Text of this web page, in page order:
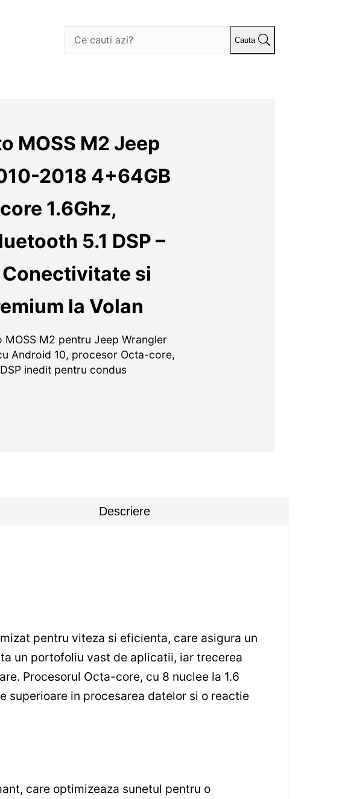
Cauta
MOSS M2 Jeep
2018 4+64GB
1.6Ghz,
5.1 DSP –
si
la Volan
M2 pentru Jeep Wrangler
Android 10, procesor Octa-core,
inedit pentru condus
Descriere
pentru viteza si eficienta, care asigura un
un portofoliu vast de aplicatii, iar trecerea
Procesorul Octa-core, cu 8 nuclee la 1.6
superioare in procesarea datelor si o reactie
care optimizeaza sunetul pentru o